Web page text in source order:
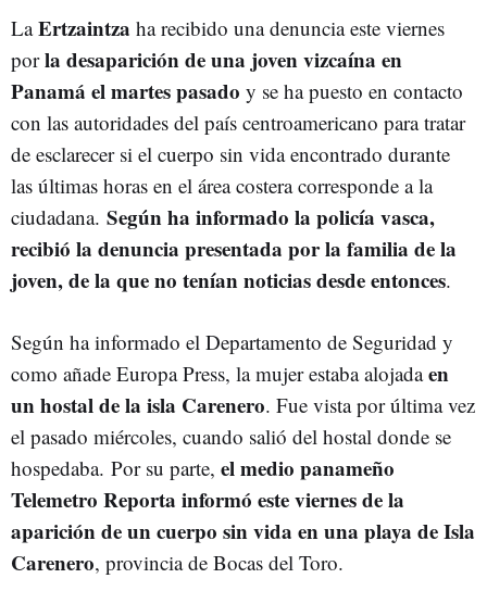
LaErtzaintza ha recibido una denuncia este viernes
porla desaparición de una joven vizcaína en
Panamá el martes pasado y se ha puesto en contacto
con las autoridades del país centroamericano para tratar
de esclarecer si el cuerpo sin vida encontrado durante
las últimas horas en el área costera corresponde a la
ciudadana. Según ha informado la policía vasca,
recibió la denuncia presentada por la familia de la
joven, de la que no tenían noticias desde entonces.
Según ha informado el Departamento de Seguridad y
como añade Europa Press, la mujer estaba alojadaen
un hostal de la isla Carenero. Fue vista por última vez
el pasado miércoles, cuando salió del hostal donde se
hospedaba. Por su parte, el medio panameño
Telemetro Reporta informó este viernes de la
aparición de un cuerpo sin vida en una playa de Isla
Carenero, provincia de Bocas del Toro.